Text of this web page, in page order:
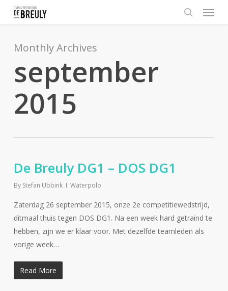
content
search
Menu
Monthly Archives
september
2015
De Breuly DG1 – DOS DG1
By Stefan Ubbink Waterpolo
Zaterdag 26 september 2015, onze 2e competitiewedstrijd,
ditmaal thuis tegen DOS DG1. Na een week hard getraind te
hebben, zijn we er klaar voor. Met dezelfde teamleden als
vorige week…
Read More